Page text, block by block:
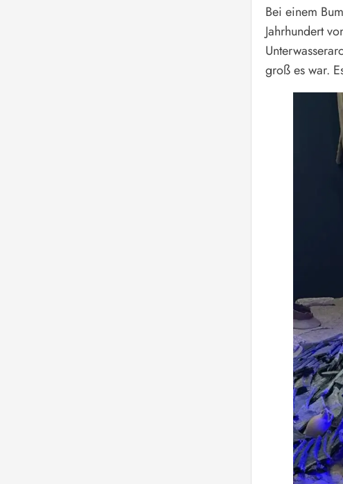
Bei einem
Jahrhundert
groß es war.